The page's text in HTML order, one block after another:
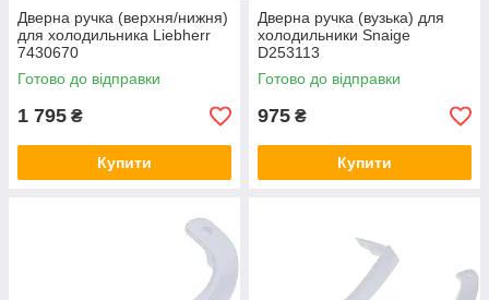
Дверна ручка (верхня/нижня)
для холодильника Liebherr
7430670
Готово до відправки
1 795 ₴
Купити
Дверна ручка (вузька) для
холодильники Snaige
D253113
Готово до відправки
975 ₴
Купити